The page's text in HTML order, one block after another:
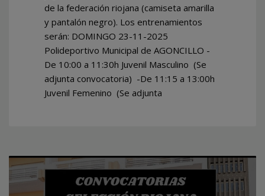
de la federación riojana (camiseta amarilla
y pantalón negro). Los entrenamientos
serán: DOMINGO 23-11-2025
Polideportivo Municipal de AGONCILLO -
De 10:00 a 11:30h Juvenil Masculino (Se
adjunta convocatoria) -De 11:15 a 13:00h
Juvenil Femenino (Se adjunta